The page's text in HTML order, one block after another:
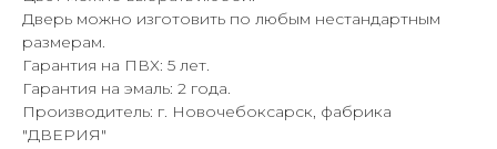
Дверь можно изготовить по любым нестандартным
размерам.
Гарантия на ПВХ: 5 лет.
Гарантия на эмаль: 2 года.
Производитель: г. Новочебоксарск, фабрика
"ДВЕРИЯ"